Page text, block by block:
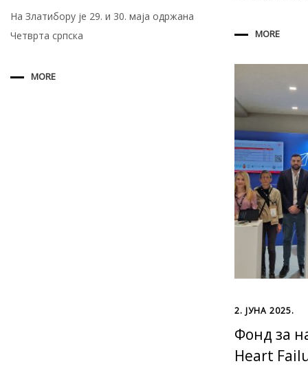
MORE
На Златибору је 29. и 30. маја одржана
Четврта cрпска
MORE
2. ЈУНА 2025.
Фонд за
Heart